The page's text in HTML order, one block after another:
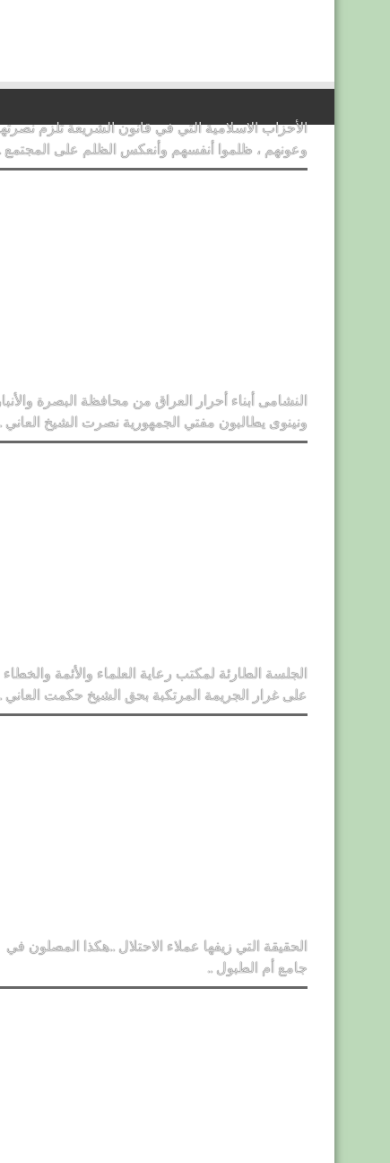
الأحزاب الاسلامية التي في قانون الشريعة تلزم
وعونهم ، ظلموا أنفسهم وأنعكس الظلم على المجتمع .
النشامى أبناء أحرار العراق من محافظة البصرة
ونينوى يطالبون مفتي الجمهورية نصرت الشيخ العاني .
الجلسة الطارئة لمكتب رعاية العلماء والأئمة والخطاء
على غرار الجريمة المرتكبة بحق الشيخ حكمت العاني
الحقيقة التي زيفها عملاء الاحتلال ..هكذا المصلون في
جامع أم الطبول ..